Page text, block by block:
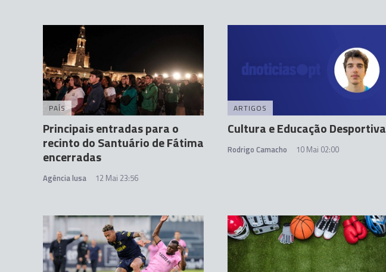
PAÍS
Principais entradas para o
recinto do Santuário de Fátima
encerradas
Agência lusa 12 Mai 23:56
ARTIGOS
Cultura e Educação Desportiva
Rodrigo Camacho 10 Mai 02:00